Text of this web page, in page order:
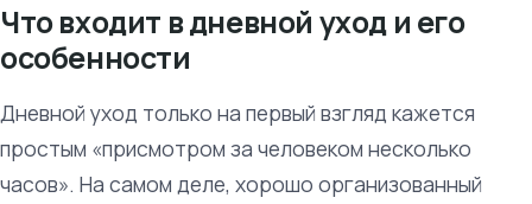
Что входит в дневной уход и его
особенности
Дневной уход только на первый взгляд кажется
простым «присмотром за человеком несколько
часов». На самом деле, хорошо организованный